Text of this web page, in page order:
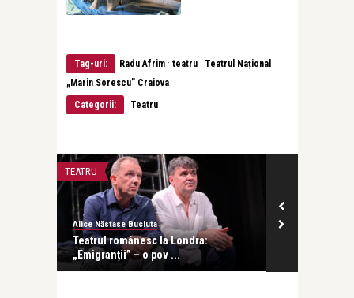
Tag-uri: Radu Afrim · teatru · Teatrul Național
„Marin Sorescu” Craiova
Categorii:
Teatru
TEATRU
Alice Năstase Buciuta
Teatrul românesc la Londra:
„Emigranții” – o pov ...